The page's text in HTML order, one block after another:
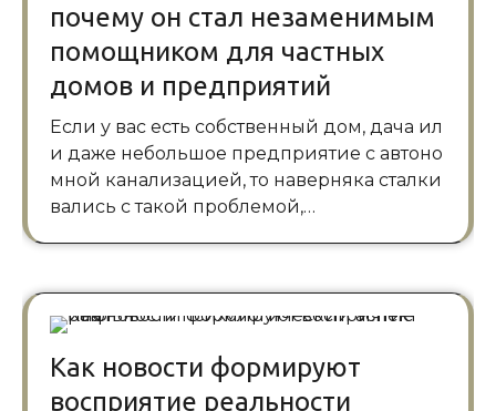
почему он стал незаменимым
помощником для частных
домов и предприятий
Если у вас есть собственный дом, дача ил
и даже небольшое предприятие с автоно
мной канализацией, то наверняка сталки
вались с такой проблемой,…
Как новости формируют
восприятие реальности